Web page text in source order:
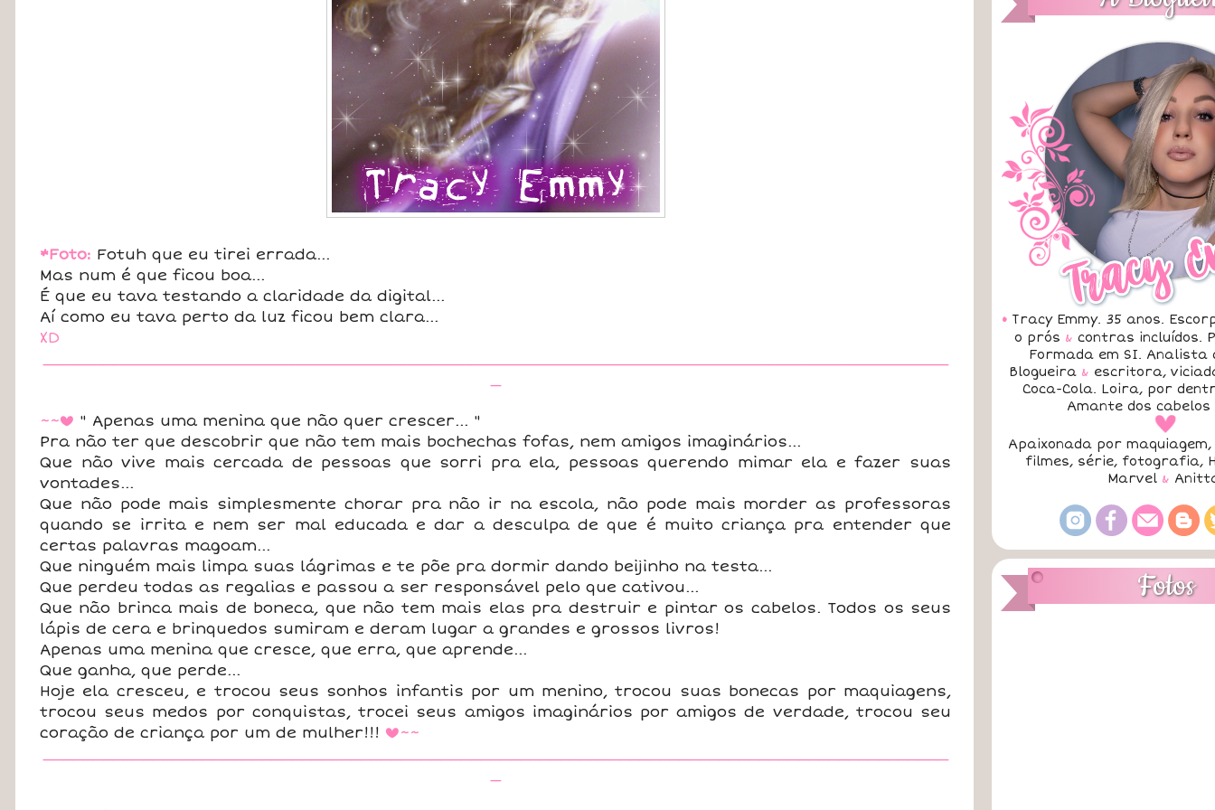
*Foto: Fotuh que eu tirei errada...
Mas num é que ficou boa...
É que eu tava testando a claridade da digital...
Aí como eu tava perto da luz ficou bem clara...
XD
~~b " Apenas uma menina que não quer crescer... "
Pra não ter que descobrir que não tem mais bochechas fofas, nem amigos imaginários...
Que não vive mais cercada de pessoas que sorri pra ela, pessoas querendo mimar ela e fazer suas
vontades...
Que não pode mais simplesmente chorar pra não ir na escola, não pode mais morder as professoras
quando se irrita e nem ser mal educada e dar a desculpa de que é muito criança pra entender que
certas palavras magoam...
Que ninguém mais limpa suas lágrimas e te põe pra dormir dando beijinho na testa...
Que perdeu todas as regalias e passou a ser responsável pelo que cativou...
Que não brinca mais de boneca, que não tem mais elas pra destruir e pintar os cabelos. Todos os seus
lápis de cera e brinquedos sumiram e deram lugar a grandes e grossos livros!
Apenas uma menina que cresce, que erra, que aprende...
Que ganha, que perde...
Hoje ela cresceu, e trocou seus sonhos infantis por um menino, trocou suas bonecas por maquiagens,
trocou seus medos por conquistas, trocei seus amigos imaginários por amigos de verdade, trocou seu
coração de criança por um de mulher!!! b~~
• Tracy Emmy. 35 anos.
o prós & contras incluídos.
Formada em SI. Analista
Blogueira & escritora,
Coca-Cola. Loira, por
Amante dos
a
Apaixonada por maquiagem,
filmes, série, fotografia,
Marvel &
Fotos